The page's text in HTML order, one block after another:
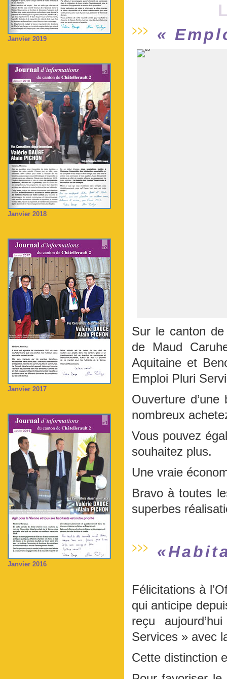
Janvier 2019
Janvier 2018
Janvier 2017
Janvier 2016
«
Sur le canton
de Maud
Aquitaine et
Emploi Pluri
Ouverture
nombreux
Vous pouvez
souhaitez plus.
Une vraie
Bravo à toutes
superbes
Félicitations à
qui anticipe
reçu
Services » avec
Cette distinction